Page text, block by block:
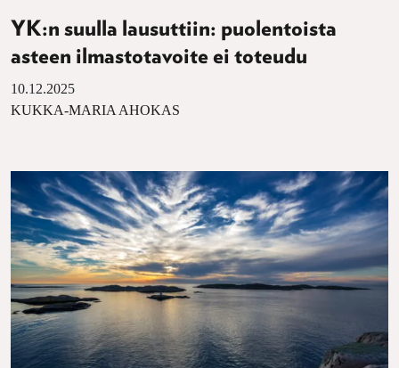
YK:n suulla lausuttiin: puolentoista
asteen ilmastotavoite ei toteudu
10.12.2025
KUKKA-MARIA AHOKAS